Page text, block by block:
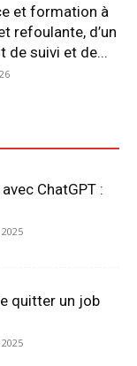
et formation à
refoulante, d’un
de suivi et de...
ChatGPT :
quitter un job